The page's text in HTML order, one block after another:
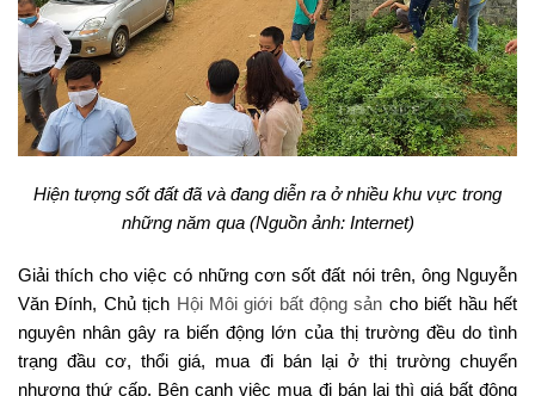
Hiện tượng sốt đất đã và đang diễn ra ở nhiều khu vực trong
những năm qua (Nguồn ảnh: Internet)
Giải thích cho việc có những cơn sốt đất nói trên, ông Nguyễn
Văn Đính, Chủ tịch Hội Môi giới bất động sản cho biết hầu hết
nguyên nhân gây ra biến động lớn của thị trường đều do tình
trạng đầu cơ, thổi giá, mua đi bán lại ở thị trường chuyển
nhượng thứ cấp. Bên cạnh việc mua đi bán lại thì giá bất động